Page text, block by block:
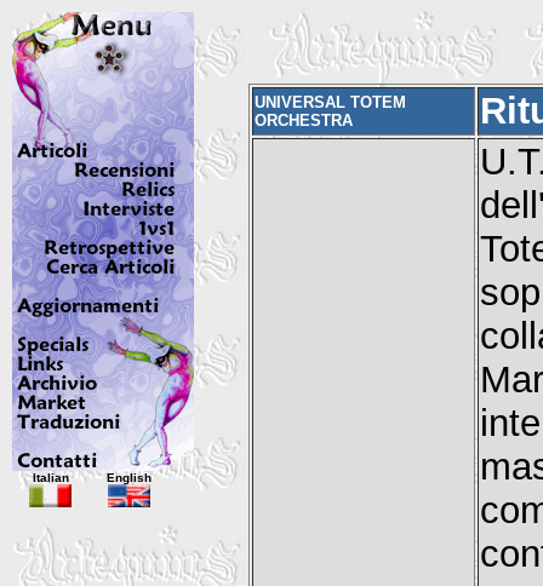
UNIVERSAL TOTEM
ORCHESTRA
Italian English